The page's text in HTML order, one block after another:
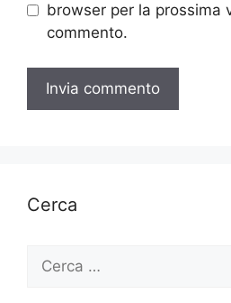
browser per la prossima
commento.
Cerca
per: